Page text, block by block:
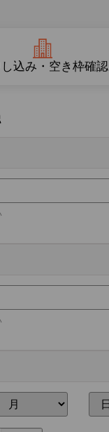
込み・空き枠確認